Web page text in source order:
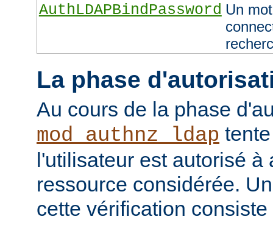
AuthLDAPBindPassword Un
La phase
Au cours de la phase
mod_authnz_ldap
l'utilisateur est autorisé à
ressource considérée.
cette vérification consiste